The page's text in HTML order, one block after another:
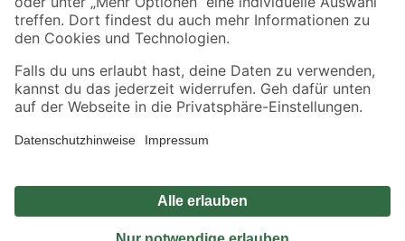
Alle Preisangaben in EUR inkl. gesetzl. MwSt.. Die dargestellten Angebote sind unter
Umständen nicht in allen Märkten verfügbar. Die angegebenen Verfügbarkeiten beziehen
Produkte nur solange der Vorrat reicht.
*Paketversand ab 59 € versandkostenfrei, gilt nicht für Artikel mit Speditionsversand, hier
Privatsphäre Impressum
Nutzungsbedingungen
Widerrufsrecht
Vertrag widerrufen